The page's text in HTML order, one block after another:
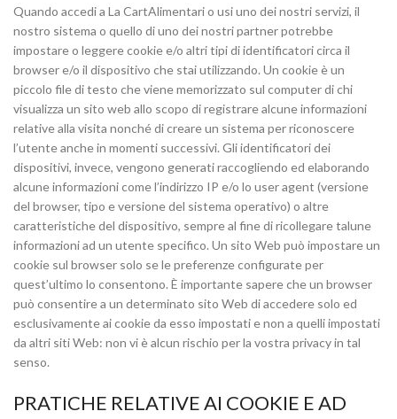
Quando accedi a La CartAlimentari o usi uno dei nostri servizi, il
nostro sistema o quello di uno dei nostri partner potrebbe
impostare o leggere cookie e/o altri tipi di identificatori circa il
browser e/o il dispositivo che stai utilizzando. Un cookie è un
piccolo file di testo che viene memorizzato sul computer di chi
visualizza un sito web allo scopo di registrare alcune informazioni
relative alla visita nonché di creare un sistema per riconoscere
l’utente anche in momenti successivi. Gli identificatori dei
dispositivi, invece, vengono generati raccogliendo ed elaborando
alcune informazioni come l’indirizzo IP e/o lo user agent (versione
del browser, tipo e versione del sistema operativo) o altre
caratteristiche del dispositivo, sempre al fine di ricollegare talune
informazioni ad un utente specifico. Un sito Web può impostare un
cookie sul browser solo se le preferenze configurate per
quest’ultimo lo consentono. È importante sapere che un browser
può consentire a un determinato sito Web di accedere solo ed
esclusivamente ai cookie da esso impostati e non a quelli impostati
da altri siti Web: non vi è alcun rischio per la vostra privacy in tal
senso.
PRATICHE RELATIVE AI COOKIE E AD